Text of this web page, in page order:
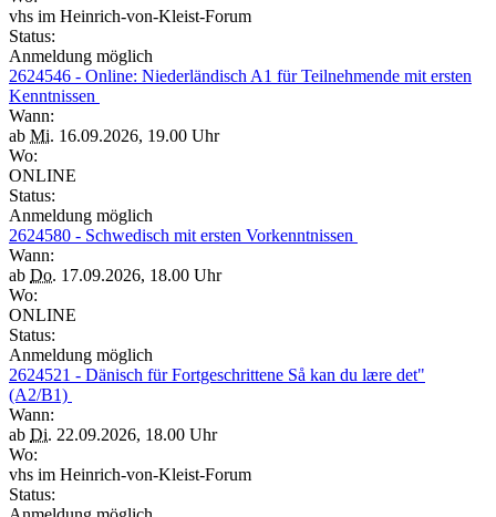
vhs im Heinrich-von-Kleist-Forum
Status:
Anmeldung möglich
2624546 - Online: Niederländisch A1 für Teilnehmende mit ersten
Kenntnissen
Wann:
ab Mi. 16.09.2026, 19.00 Uhr
Wo:
ONLINE
Status:
Anmeldung möglich
2624580 - Schwedisch mit ersten Vorkenntnissen
Wann:
ab Do. 17.09.2026, 18.00 Uhr
Wo:
ONLINE
Status:
Anmeldung möglich
2624521 - Dänisch für Fortgeschrittene Så kan du lære det"
(A2/B1)
Wann:
ab Di. 22.09.2026, 18.00 Uhr
Wo:
vhs im Heinrich-von-Kleist-Forum
Status: